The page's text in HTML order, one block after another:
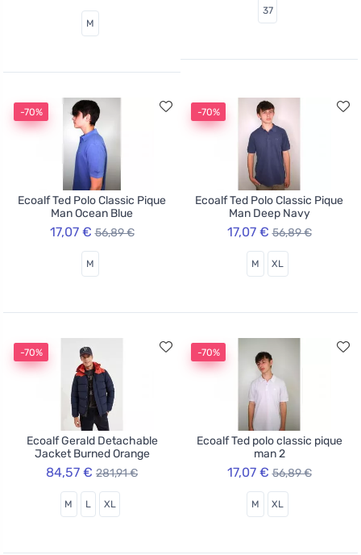
M
37
-70%
Ecoalf Ted Polo Classic Pique
Man Ocean Blue
17,07 € 56,89 €
M
-70%
Ecoalf Ted Polo Classic Pique
Man Deep Navy
17,07 € 56,89 €
M XL
-70%
Ecoalf Gerald Detachable
Jacket Burned Orange
84,57 € 281,91 €
M L XL
-70%
Ecoalf Ted polo classic pique
man 2
17,07 € 56,89 €
M XL